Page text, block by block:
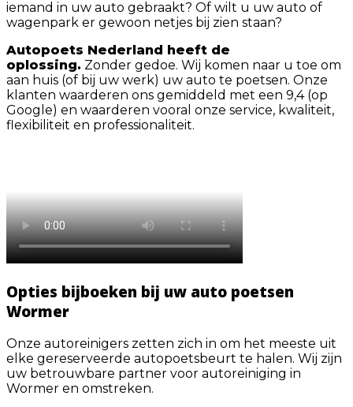
iemand in uw auto gebraakt? Of wilt u uw auto of
wagenpark er gewoon netjes bij zien staan?
Autopoets Nederland heeft de
oplossing. Zonder gedoe. Wij komen naar u toe om
aan huis (of bij uw werk) uw auto te poetsen. Onze
klanten waarderen ons gemiddeld met een 9,4 (op
Google) en waarderen vooral onze service, kwaliteit,
flexibiliteit en professionaliteit.
Opties bijboeken bij uw auto poetsen
Wormer
Onze autoreinigers zetten zich in om het meeste uit
elke gereserveerde autopoetsbeurt te halen. Wij zijn
uw betrouwbare partner voor autoreiniging in
Wormer en omstreken.